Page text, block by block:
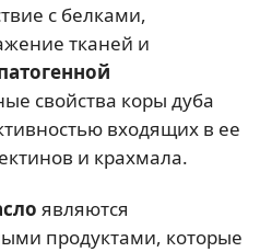
с белками,
тканей и
свойства коры дуба
входящих в ее
и крахмала.
являются
продуктами, которые